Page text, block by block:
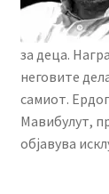
за деца.
неговите
самиот.
Мавибулут,
објавува